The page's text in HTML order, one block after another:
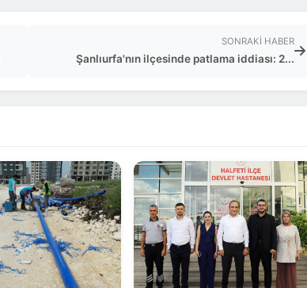
SONRAKI HABER
Şanlıurfa'nın ilçesinde patlama iddiası: 2...